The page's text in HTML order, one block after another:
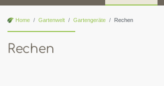
Home Gartenwelt Gartengeräte Rechen
Rechen